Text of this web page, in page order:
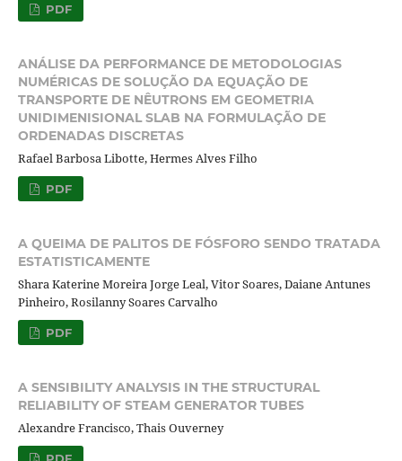
PDF
ANÁLISE DA PERFORMANCE DE METODOLOGIAS
NUMÉRICAS DE SOLUÇÃO DA EQUAÇÃO DE
TRANSPORTE DE NÊUTRONS EM GEOMETRIA
UNIDIMENISIONAL SLAB NA FORMULAÇÃO DE
ORDENADAS DISCRETAS
Rafael Barbosa Libotte, Hermes Alves Filho
PDF
A QUEIMA DE PALITOS DE FÓSFORO SENDO TRATADA
ESTATISTICAMENTE
Shara Katerine Moreira Jorge Leal, Vitor Soares, Daiane Antunes
Pinheiro, Rosilanny Soares Carvalho
PDF
A SENSIBILITY ANALYSIS IN THE STRUCTURAL
RELIABILITY OF STEAM GENERATOR TUBES
Alexandre Francisco, Thais Ouverney